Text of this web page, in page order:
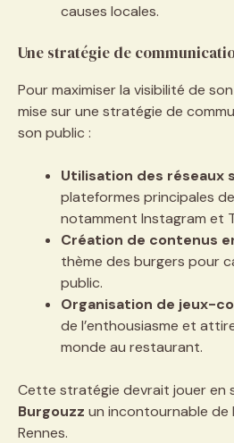
causes locales.
Une stratégie de
Pour maximiser la visibilité de
mise sur une stratégie de
son public :
Utilisation des réseaux
plateformes principales
notamment Instagram et
Création de contenus
thème des burgers pour
public.
Organisation de jeux-
de l’enthousiasme et
monde au restaurant.
Cette stratégie devrait jouer en
Burgouzz un incontournable de
Rennes.